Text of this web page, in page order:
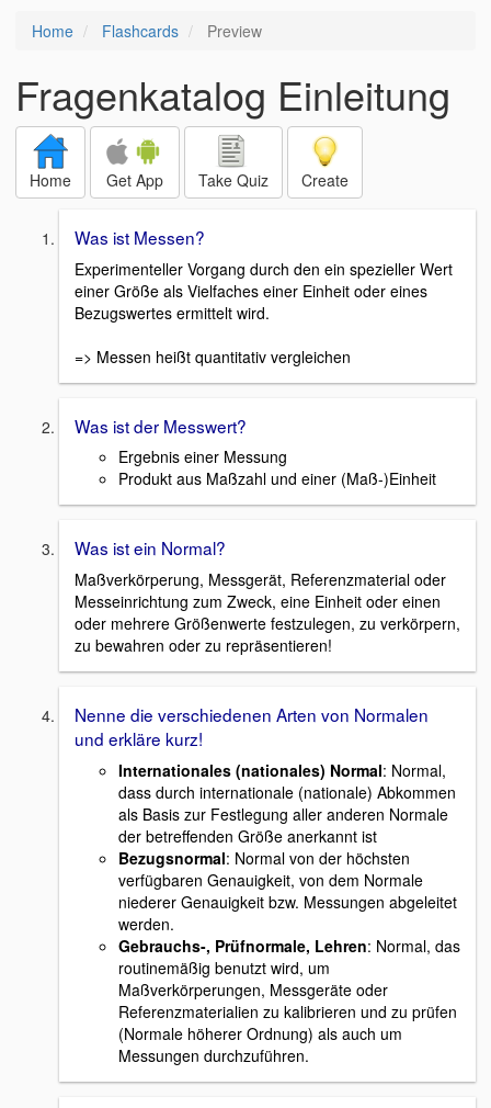
Home Flashcards Preview
Fragenkatalog Einleitung
Home Get App Take Quiz Create
Was ist Messen?
Experimenteller Vorgang durch den ein spezieller Wert
einer Größe als Vielfaches einer Einheit oder eines
Bezugswertes ermittelt wird.
=> Messen heißt quantitativ vergleichen
Was ist der Messwert?
Ergebnis einer Messung
Produkt aus Maßzahl und einer (Maß-)Einheit
Was ist ein Normal?
Maßverkörperung, Messgerät, Referenzmaterial oder
Messeinrichtung zum Zweck, eine Einheit oder einen
oder mehrere Größenwerte festzulegen, zu verkörpern,
zu bewahren oder zu repräsentieren!
Nenne die verschiedenen Arten von Normalen
und erkläre kurz!
Internationales (nationales) Normal: Normal,
dass durch internationale (nationale) Abkommen
als Basis zur Festlegung aller anderen Normale
der betreffenden Größe anerkannt ist
Bezugsnormal: Normal von der höchsten
verfügbaren Genauigkeit, von dem Normale
niederer Genauigkeit bzw. Messungen abgeleitet
werden.
Gebrauchs-, Prüfnormale, Lehren: Normal, das
routinemäßig benutzt wird, um
Maßverkörperungen, Messgeräte oder
Referenzmaterialien zu kalibrieren und zu prüfen
(Normale höherer Ordnung) als auch um
Messungen durchzuführen.